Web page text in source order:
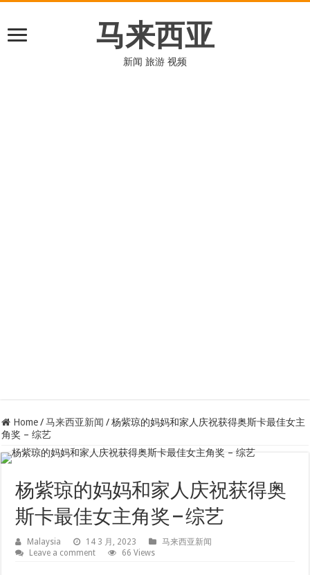
马来西亚
新闻 旅游 视频
Home / 马来西亚新闻 / 杨紫琼的妈妈和家人庆祝获得奥斯卡最佳女主
角奖 – 综艺
杨紫琼的妈妈和家人庆祝获得奥
斯卡最佳女主角奖 – 综艺
Malaysia 14 3 月, 2023
马来西亚新闻
Leave a comment
66 Views